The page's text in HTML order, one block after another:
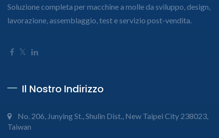
Soluzione completa per macchine a molle da sviluppo, design,
lavorazione, assemblaggio, test e servizio post-vendita.
Il Nostro Indirizzo
No. 206, Junying St., Shulin Dist., New Taipei City 238023,
Taiwan